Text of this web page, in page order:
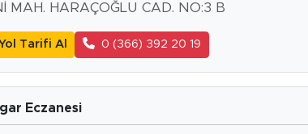
MAH. HARAÇOĞLU CAD. NO:3 B
Tarifi Al 0 (366) 392 20 19
Eczanesi